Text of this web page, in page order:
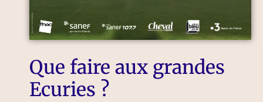
Que faire aux grandes
Ecuries ?